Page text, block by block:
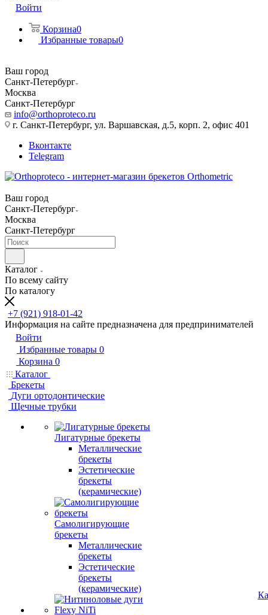
Войти
Корзина0
Избранные товары0
Ваш город
Санкт-Петербург
Москва
Санкт-Петербург
info@orthoproteco.ru
г. Санкт-Петербург, ул. Варшавская, д.5, корп. 2, офис 401
Вконтакте
Telegram
Ваш город
Санкт-Петербург
Москва
Санкт-Петербург
Каталог
По всему сайту
По каталогу
+7 (921) 918-01-42
Информация на сайте предназначена для предпринимателей
Войти
Избранные товары 0
Корзина 0
Каталог
Брекеты
Дуги ортодонтические
Щечные трубки
Лигатурные брекеты
Металлические
брекеты
Эстетические
брекеты
(керамические)
Самолигирующие
брекеты
Металлические
брекеты
Эстетические
брекеты
(керамические)